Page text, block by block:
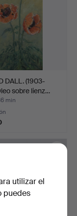
DALL. (1903-
sobre lienz…
min
utilizar el
puedes